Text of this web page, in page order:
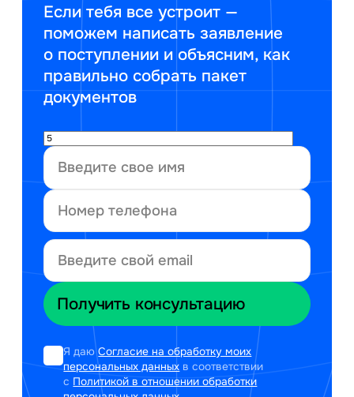
Если тебя все устроит —
поможем написать заявление
о поступлении и объясним, как
правильно собрать пакет
документов
Я даюСогласие на обработку моих
персональных данных в соответствии
с Политикой в отношении обработки